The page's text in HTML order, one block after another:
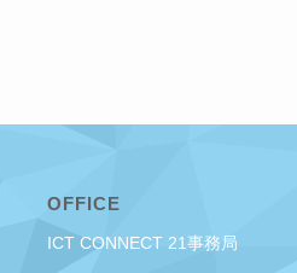
OFFICE
ICT CONNECT 21事務局